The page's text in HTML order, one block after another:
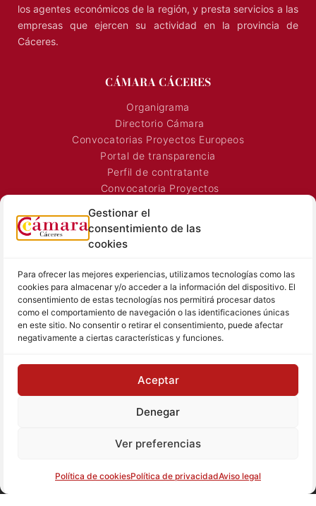
Gestionar el
consentimiento de las
cookies
Para ofrecer las mejores experiencias, utilizamos tecnologías como las
cookies para almacenar y/o acceder a la información del dispositivo. El
consentimiento de estas tecnologías nos permitirá procesar datos
como el comportamiento de navegación o las identificaciones únicas
en este sitio. No consentir o retirar el consentimiento, puede afectar
negativamente a ciertas características y funciones.
Aceptar
Denegar
Ver preferencias
Política de cookiesPolítica de privacidadAviso legal
los agentes económicos de la región, y presta servicios a las
empresas que ejercen su actividad en la provincia de
Cáceres.
CÁMARA CÁCERES
Organigrama
Directorio Cámara
Convocatorias Proyectos Europeos
Portal de transparencia
Perfil de contratante
Convocatoria Proyectos
Señalización Comercial
Contacto
SALA DE PRENSA
Noticias Cámara
Sala de prensa
Hemeroteca
TEXTOS LEGALES
Aviso Legal
Política de Privacidad
Política de Cookies
© Cámara de Comercio de Cáceres
Tu proyecto, nuestro reto